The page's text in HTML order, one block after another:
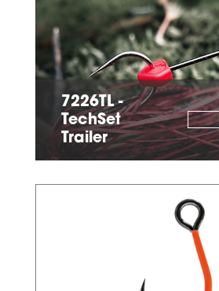
7226TL -
TechSet
Trailer